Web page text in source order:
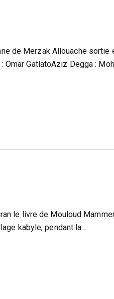
de Merzak Allouache sortie
Omar GatlatoAziz Degga : Moh
le livre de Mouloud
kabyle, pendant la…